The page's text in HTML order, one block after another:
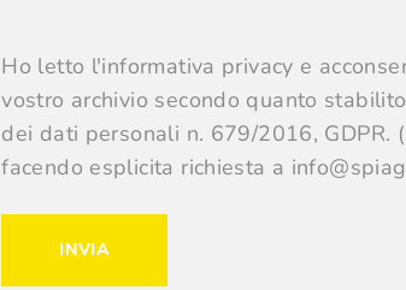
Ho letto l'informativa privacy e
vostro archivio secondo quanto
dei dati personali n. 679/2016, GDPR.
facendo esplicita richiesta a